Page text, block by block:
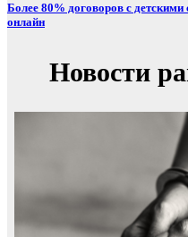
Более 80% договоров с
онлайн